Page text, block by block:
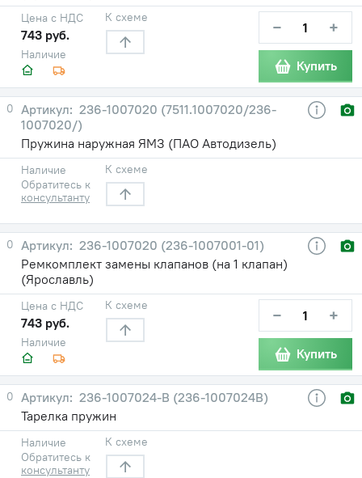
Наличие
Цена с НДС
743 руб.
К схеме − +
Купить
0
236-1007020 (7511.1007020/236-
1007020/)
Пружина наружная ЯМЗ (ПАО Автодизель)
Наличие
Обратитесь к
консультанту
К схеме
0
236-1007020 (236-1007001-01)
Ремкомплект замены клапанов (на 1 клапан)
(Ярославль)
Наличие
Цена с НДС
743 руб.
К схеме − +
Купить
0
236-1007024-В (236-1007024В)
Тарелка пружин
Наличие
Обратитесь к
консультанту
К схеме